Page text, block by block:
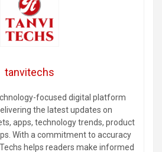
tanvitechs
focused digital platform
the latest updates on
apps, technology trends, product
With a commitment to accuracy
helps readers make informed